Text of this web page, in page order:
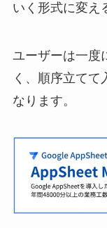
いく形式に変え
ユーザーは一度
く、順序立てて
なります。